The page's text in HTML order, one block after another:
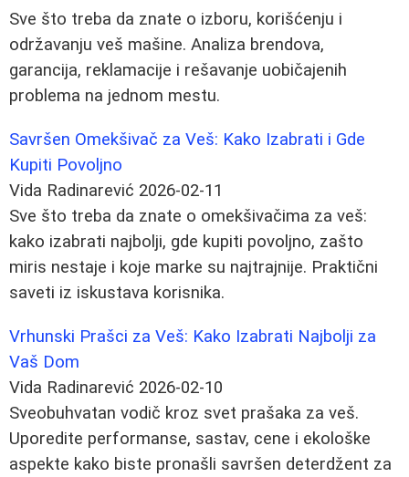
Sve što treba da znate o izboru, korišćenju i
održavanju veš mašine. Analiza brendova,
garancija, reklamacije i rešavanje uobičajenih
problema na jednom mestu.
Savršen Omekšivač za Veš: Kako Izabrati i Gde
Kupiti Povoljno
Vida Radinarević 2026-02-11
Sve što treba da znate o omekšivačima za veš:
kako izabrati najbolji, gde kupiti povoljno, zašto
miris nestaje i koje marke su najtrajnije. Praktični
saveti iz iskustava korisnika.
Vrhunski Prašci za Veš: Kako Izabrati Najbolji za
Vaš Dom
Vida Radinarević 2026-02-10
Sveobuhvatan vodič kroz svet prašaka za veš.
Uporedite performanse, sastav, cene i ekološke
aspekte kako biste pronašli savršen deterdžent za